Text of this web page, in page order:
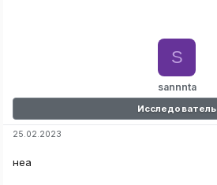
sannnta
S
Исследователь
25.02.2023
неа